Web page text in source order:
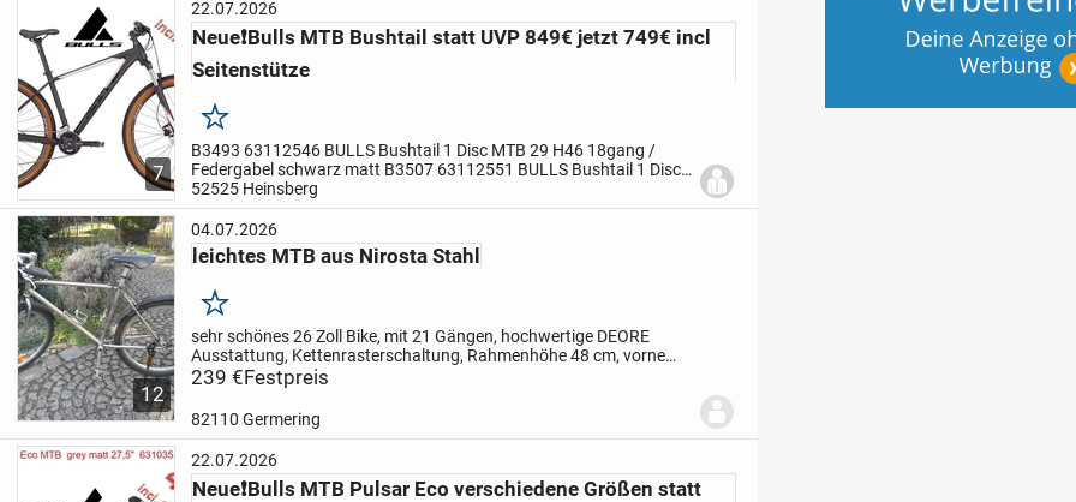
7
22.07.2026
Neue❗Bulls MTB Bushtail statt UVP 849€ jetzt 749€ incl
Seitenstütze
Merken
B3493 63112546 BULLS Bushtail 1 Disc MTB 29 H46 18gang /
Federgabel schwarz matt B3507 63112551 BULLS Bushtail 1 Disc
MTB 29 H51 18gang / Federgabel schwarz mattEhemalige
Unverbindl. Preisempfehlung...
52525 Heinsberg
12
04.07.2026
leichtes MTB aus Nirosta Stahl
Merken
sehr schönes 26 Zoll Bike, mit 21 Gängen, hochwertige DEORE
Ausstattung, Kettenrasterschaltung, Rahmenhöhe 48 cm, vorne
und hinten hydraulische Felgenbremsen, Alu- Hohlkammer - Felgen
mit sehr guter...
239 €Festpreis
82110 Germering
22.07.2026
Neue❗Bulls MTB Pulsar Eco verschiedene Größen statt